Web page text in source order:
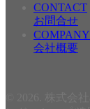
CONTACT
お問合せ
COMPANY
会社概要